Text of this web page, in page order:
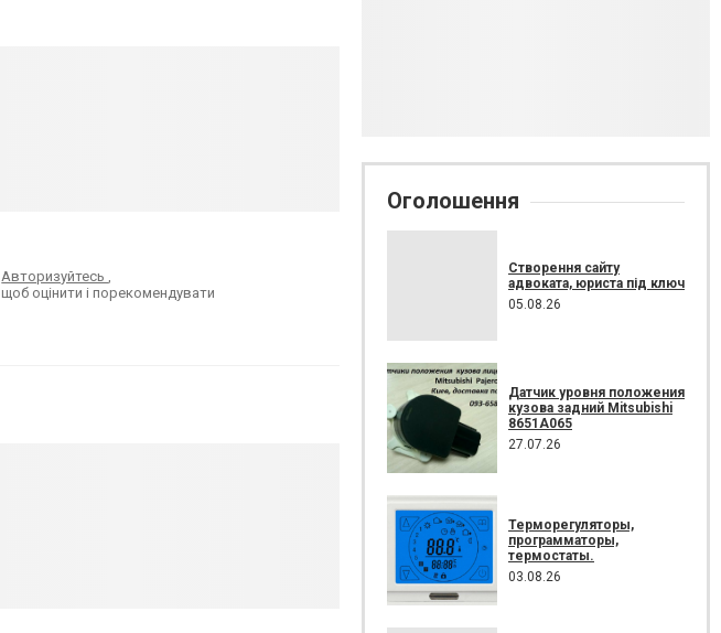
Авторизуйтесь,
щоб оцінити і порекомендувати
Оголошення
Створення сайту
адвоката, юриста під ключ
05.08.26
Датчик уровня положения
кузова задний Mitsubishi
8651A065
27.07.26
Терморегуляторы,
программаторы,
термостаты.
03.08.26